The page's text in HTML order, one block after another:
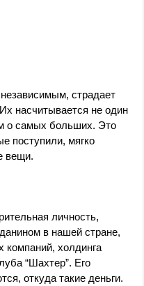
страдает
насчитывается не один
о самых больших. Это
поступили, мягко
вещи.
личность,
в нашей стране,
компаний, холдинга
“Шахтер”. Его
откуда такие деньги.